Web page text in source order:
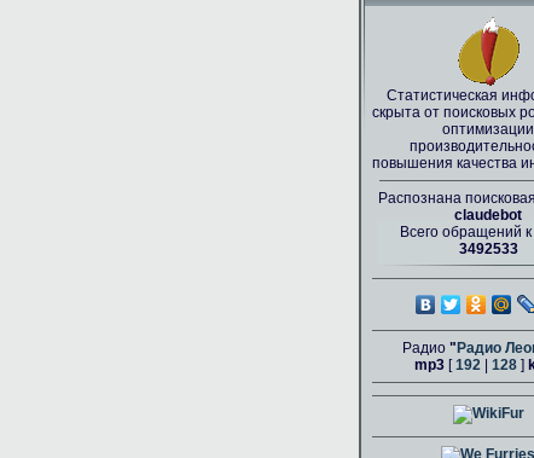
Статистическая
скрыта от поисковых
оптимизации
повышения качества
Распознана
claudebot
Всего обращений к
3492533
Радио " Радио
mp3 [192 128 ]